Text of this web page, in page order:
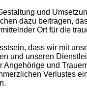
und
dazu beitragen,
Ort für die
dass wir mit
und unseren
Angehörige und
Verlustes